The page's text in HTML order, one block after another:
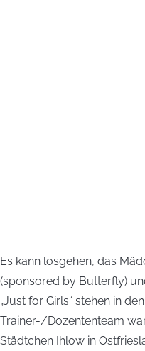
Es kann losgehen, das
(sponsored by Butterfly)
„Just for Girls“ stehen in
Trainer-/Dozententeam
Städtchen Ihlow in